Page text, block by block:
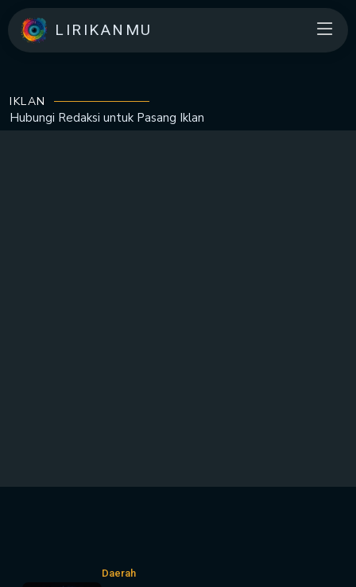
LIRIKANMU
IKLAN
Hubungi Redaksi untuk Pasang Iklan
Daerah